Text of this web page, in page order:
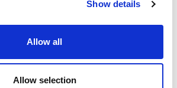
Show details
Allow all
Allow selection
ECM 机床
找到我们最好的 ECM 机床